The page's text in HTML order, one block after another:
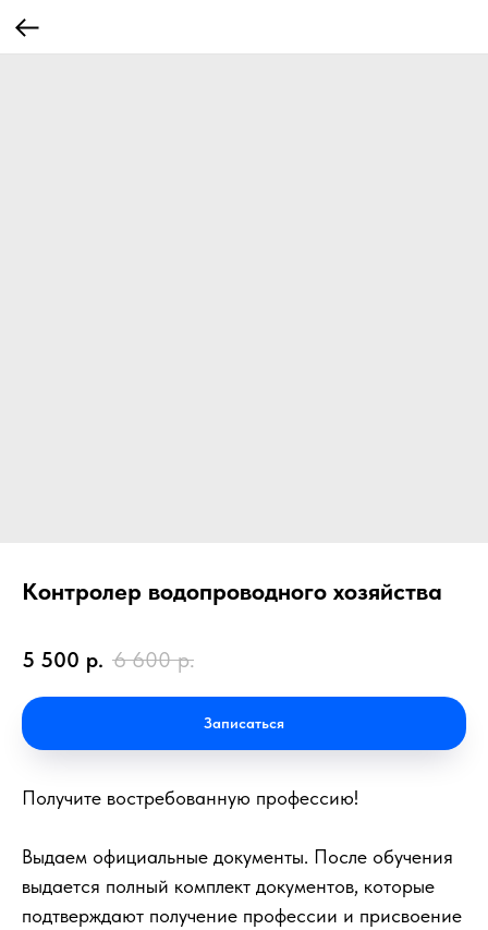
Контролер водопроводного хозяйства
5 500 р. 6 600 р.
Записаться
Получите востребованную профессию!
Выдаем официальные документы. После обучения
выдается полный комплект документов, которые
подтверждают получение профессии и присвоение